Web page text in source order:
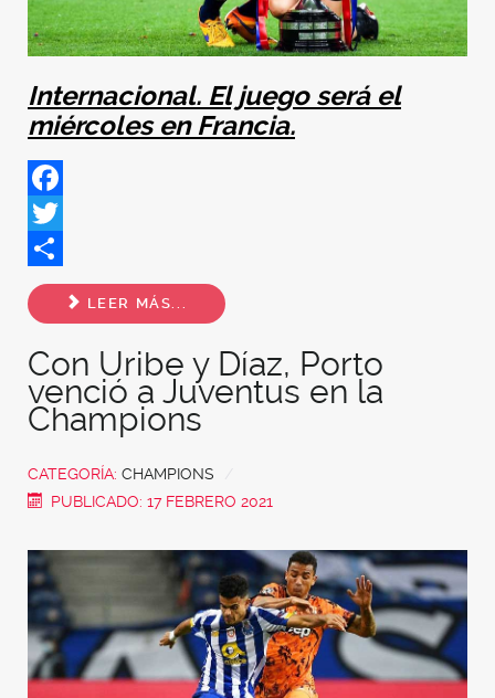
Internacional. El juego será el
miércoles en Francia.
Facebook
Twitter
Share
LEER MÁS...
Con Uribe y Díaz, Porto
venció a Juventus en la
Champions
CATEGORÍA: CHAMPIONS
PUBLICADO: 17 FEBRERO 2021